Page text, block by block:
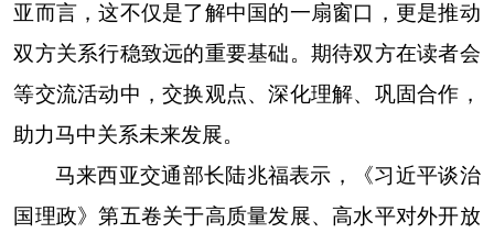
亚而言，这不仅是了解中国的一扇窗口，更是推动
双方关系行稳致远的重要基础。期待双方在读者会
等交流活动中，交换观点、深化理解、巩固合作，
助力马中关系未来发展。
马来西亚交通部长陆兆福表示，《习近平谈治
国理政》第五卷关于高质量发展、高水平对外开放